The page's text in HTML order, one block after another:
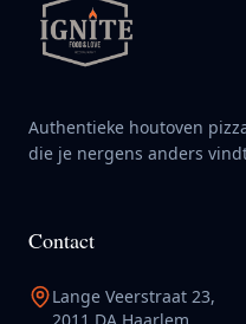
Authentieke houtoven
die je nergens anders
Contact
Lange Veerstraat 23,